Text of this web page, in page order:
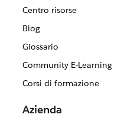
Centro risorse
Blog
Glossario
Community E-Learning
Corsi di formazione
Azienda